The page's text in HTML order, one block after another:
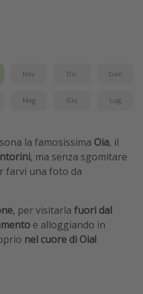
Nov Dic Gen
Mag Giu Lug
la famosissima Oia, il
, ma senza sgomitare
farvi una foto da
, per visitarla fuori dal
e alloggiando in
nel cuore di Oia!